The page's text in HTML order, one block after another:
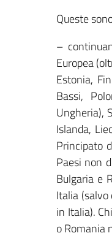
Queste
–
Europea
Estonia,
Bassi,
Ungheria),
Islanda,
Principato
Paesi non
Bulgaria e
Italia
in Italia).
o Romania